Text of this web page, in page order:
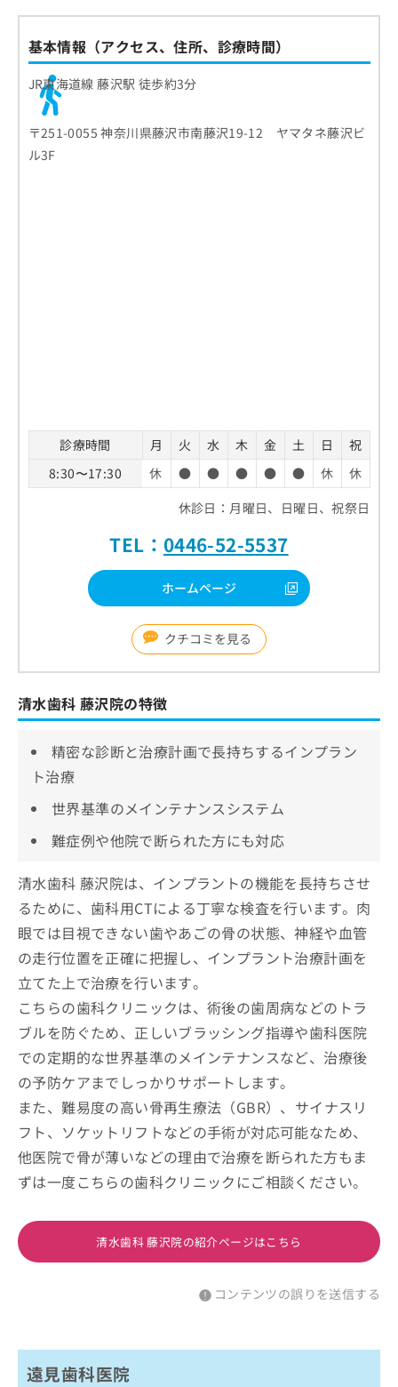
基本情報（アクセス、住所、診療時間）
JR東海道線 藤沢駅 徒歩約3分
〒251-0055 神奈川県藤沢市南藤沢19-12 ヤマタネ藤沢ビ
ル3F
診療時間 月 火 水 木 金 土 日
祝
8:30〜17:30
休 ● ● ● ● ● 休
休
休診日：月曜日、日曜日、祝祭日
TEL： 0446-52-5537
ホームページ
クチコミを見る
清水歯科 藤沢院の特徴
精密な診断と治療計画で長持ちするインプラン
ト治療
世界基準のメインテナンスシステム
難症例や他院で断られた方にも対応
清水歯科 藤沢院は、インプラントの機能を長持ちさせ
るために、歯科用CTによる丁寧な検査を行います。肉
眼では目視できない歯やあごの骨の状態、神経や血管
の走行位置を正確に把握し、インプラント治療計画を
立てた上で治療を行います。
こちらの歯科クリニックは、術後の歯周病などのトラ
ブルを防ぐため、正しいブラッシング指導や歯科医院
での定期的な世界基準のメインテナンスなど、治療後
の予防ケアまでしっかりサポートします。
また、難易度の高い骨再生療法（GBR）、サイナスリ
フト、ソケットリフトなどの手術が対応可能なため、
他医院で骨が薄いなどの理由で治療を断られた方もま
ずは一度こちらの歯科クリニックにご相談ください。
清水歯科 藤沢院の紹介ページはこちら
コンテンツの誤りを送信する
遠見歯科医院